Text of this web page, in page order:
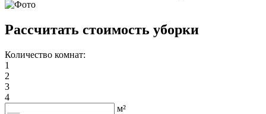
Рассчитать стоимость уборки
Количество комнат:
1
2
3
4
м²